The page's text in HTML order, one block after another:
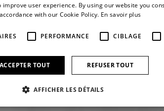
nos
improve user experience. By using our website you
with our Cookie Policy. En savoir plus
PERFORMANCE CIBLAGE
ACCEPTER TOUT REFUSER TOUT
AFFICHER LES DÉTAILS